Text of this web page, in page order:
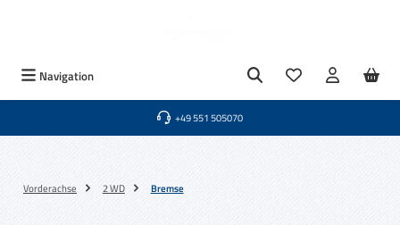
Navigation Du hast 0
+49 551 505070
Vorderachse 2 WD Bremse